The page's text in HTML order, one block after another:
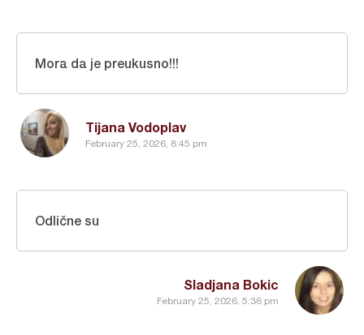
Tijana Vodoplav
February 25, 2026, 8:45 pm
Mora da je preukusno!!!
Sladjana Bokic
February 25, 2026, 5:36 pm
Odlične su